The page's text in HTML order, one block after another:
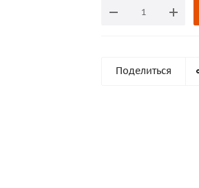
Поделиться